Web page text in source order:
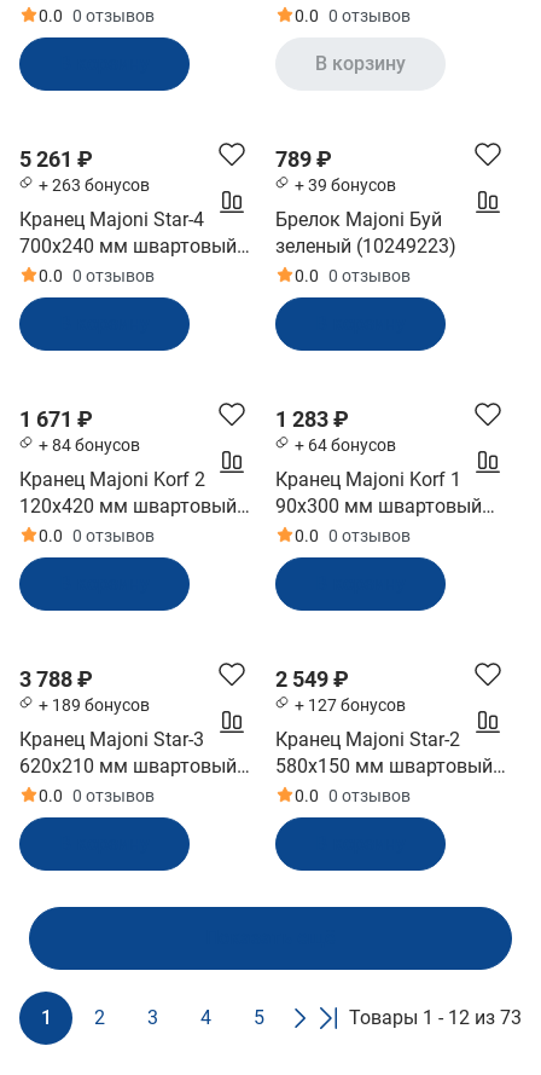
надувной синий
(10005514)
0.0 0 отзывов
надувной белый
0.0 0 отзывов
В корзину
5 261 ₽
+ 263 бонусов
Кранец Majoni Star-4
700х240 мм швартовый
надувной белый
(10005511)
0.0 0 отзывов
789 ₽
+ 39 бонусов
Брелок Majoni Буй
зеленый (10249223)
0.0 0 отзывов
1 671 ₽
+ 84 бонусов
Кранец Majoni Korf 2
120х420 мм швартовый
надувной черный
(10262185)
0.0 0 отзывов
1 283 ₽
+ 64 бонусов
Кранец Majoni Korf 1
90х300 мм швартовый
надувной красный
(10262181)
0.0 0 отзывов
3 788 ₽
+ 189 бонусов
Кранец Majoni Star-3
620х210 мм швартовый
надувной белый
(10005509)
0.0 0 отзывов
2 549 ₽
+ 127 бонусов
Кранец Majoni Star-2
580х150 мм швартовый
надувной белый
(10005508)
0.0 0 отзывов
Товары 1 - 12 из 73
1 2 3 4 5